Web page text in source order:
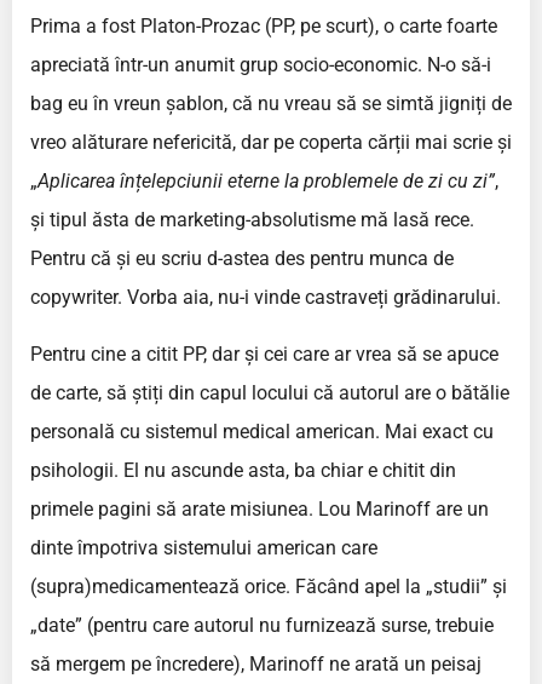
Prima a fost Platon-Prozac (PP, pe scurt), o carte foarte
apreciată într-un anumit grup socio-economic. N-o să-i
bag eu în vreun șablon, că nu vreau să se simtă jigniți de
vreo alăturare nefericită, dar pe coperta cărții mai scrie și
„Aplicarea înțelepciunii eterne la problemele de zi cu zi”,
și tipul ăsta de marketing-absolutisme mă lasă rece.
Pentru că și eu scriu d-astea des pentru munca de
copywriter. Vorba aia, nu-i vinde castraveți grădinarului.
Pentru cine a citit PP, dar și cei care ar vrea să se apuce
de carte, să știți din capul locului că autorul are o bătălie
personală cu sistemul medical american. Mai exact cu
psihologii. El nu ascunde asta, ba chiar e chitit din
primele pagini să arate misiunea. Lou Marinoff are un
dinte împotriva sistemului american care
(supra)medicamentează orice. Făcând apel la „studii” și
„date” (pentru care autorul nu furnizează surse, trebuie
să mergem pe încredere), Marinoff ne arată un peisaj